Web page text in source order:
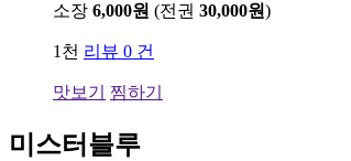
소장 6,000원 (전권 30,000원)
1천 리뷰 0 건
맛보기 찜하기
미스터블루